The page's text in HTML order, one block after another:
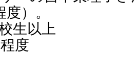
）。
生以上
度